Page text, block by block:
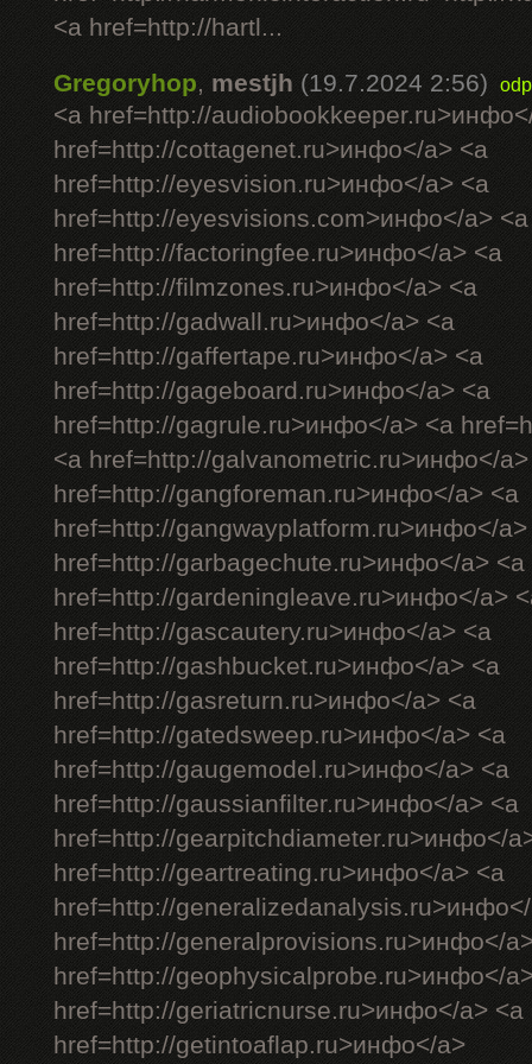
<a href=http://hartl...
Gregoryhop,mestjh (19.7.2024 2:56)
<a href=http://
href=http://cottagenet.ru>инфо</a> <a
href=http://eyesvision.ru>инфо</a> <a
href=http://eyesvisions.com>инфо</a> <a
href=http://factoringfee.ru>инфо</a> <a
href=http://filmzones.ru>инфо</a> <a
href=http://gadwall.ru>инфо</a> <a
href=http://gaffertape.ru>инфо</a> <a
href=http://gageboard.ru>инфо</a> <a
href=http://gagrule.ru>инфо</a> <a
<a href=http://galvanometric.ru>инфо</
href=http://gangforeman.ru>инфо</a> <a
href=http://gangwayplatform.ru>инфо</a>
href=http://garbagechute.ru>инфо</a> <a
href=http://gardeningleave.ru>инфо</a>
href=http://gascautery.ru>инфо</a> <a
href=http://gashbucket.ru>инфо</a> <a
href=http://gasreturn.ru>инфо</a> <a
href=http://gatedsweep.ru>инфо</a> <a
href=http://gaugemodel.ru>инфо</a> <a
href=http://gaussianfilter.ru>инфо</a> <a
href=http://gearpitchdiameter.ru>инфо</
href=http://geartreating.ru>инфо</a> <a
href=http://
href=http://generalprovisions.ru>инфо</
href=http://geophysicalprobe.ru>инфо</
href=http://geriatricnurse.ru>инфо</a> <a
href=http://getintoaflap.ru>инфо</a>